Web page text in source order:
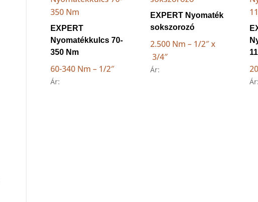
EXPERT
Nyomatékkulcs 70-
350 Nm
60-340 Nm – 1/2″
Ár:
EXPERT Nyomaték
sokszorozó
2.500 Nm – 1/2″ x
3/4″
Ár:
Ár: